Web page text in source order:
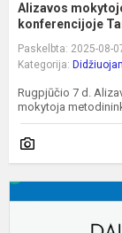
Alizavos
konferencijoje
Paskelbta: 2025-08-
Kategorija:
Rugpjūčio 7 d.
mokytoja